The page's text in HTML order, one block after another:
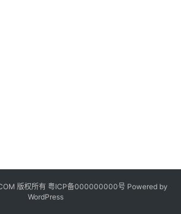
版权所有 粤ICP备000000000号 Powered by
WordPress